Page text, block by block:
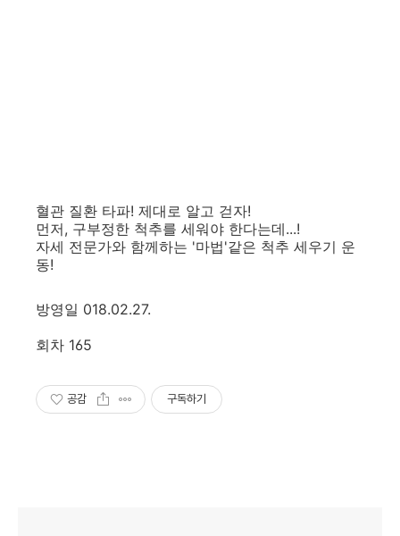
혈관 질환 타파! 제대로 알고 걷자!
먼저, 구부정한 척추를 세워야 한다는데...!
자세 전문가와 함께하는 '마법'같은 척추 세우기 운
동!
방영일 018.02.27.
회차 165
공감 구독하기